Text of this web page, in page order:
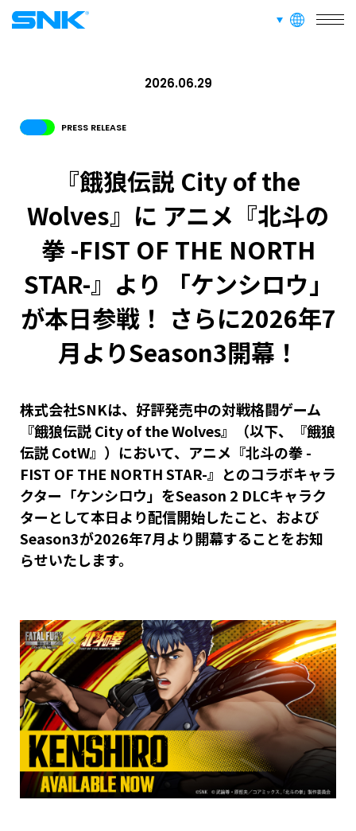
言語切り替え
PRESS RELEASE
2026.06.29
『餓狼伝説 City of the
Wolves』に アニメ『北斗の
拳 -FIST OF THE NORTH
STAR-』より 「ケンシロウ」
が本日参戦！ さらに2026年7
月よりSeason3開幕！
株式会社SNKは、好評発売中の対戦格闘ゲーム
『餓狼伝説 City of the Wolves』（以下、『餓狼
伝説 CotW』）において、アニメ『北斗の拳 -
FIST OF THE NORTH STAR-』とのコラボキャラ
クター「ケンシロウ」をSeason 2 DLCキャラク
ターとして本日より配信開始したこと、および
Season3が2026年7月より開幕することをお知
らせいたします。